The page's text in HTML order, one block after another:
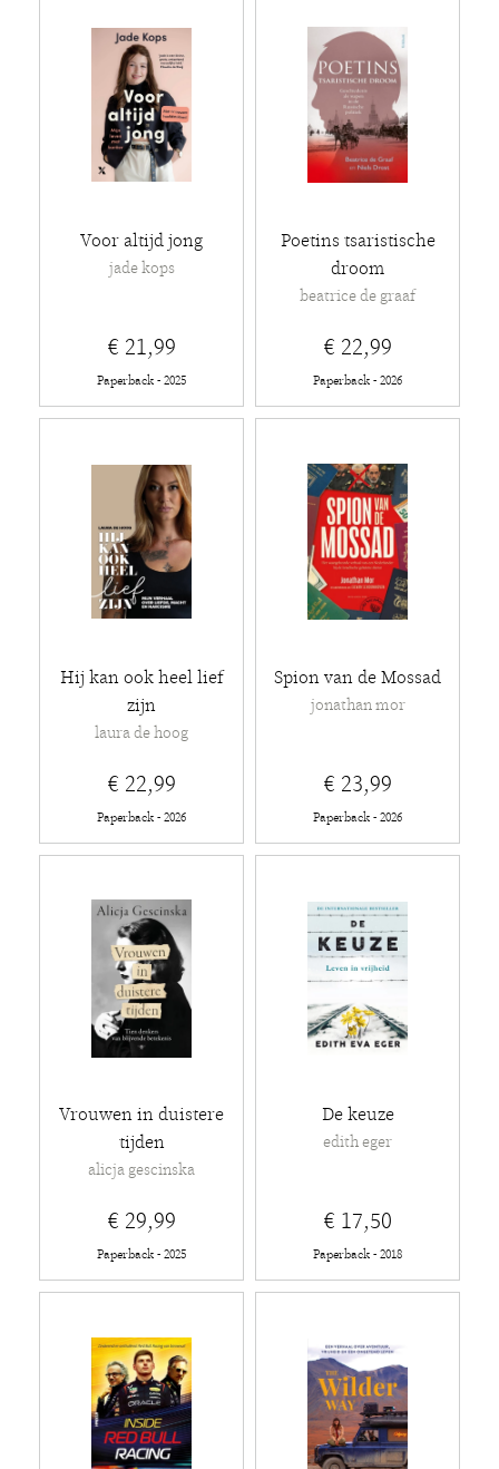
Voor altijd jong
jade kops
€ 21,99
Paperback - 2025
Poetins tsaristische
droom
beatrice de graaf
€ 22,99
Paperback - 2026
Hij kan ook heel lief
zijn
laura de hoog
€ 22,99
Paperback - 2026
Spion van de Mossad
jonathan mor
€ 23,99
Paperback - 2026
Vrouwen in duistere
tijden
alicja gescinska
€ 29,99
Paperback - 2025
De keuze
edith eger
€ 17,50
Paperback - 2018